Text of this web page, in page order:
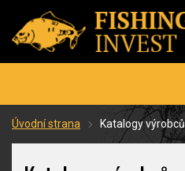
Úvodní strana Katalogy výrobců